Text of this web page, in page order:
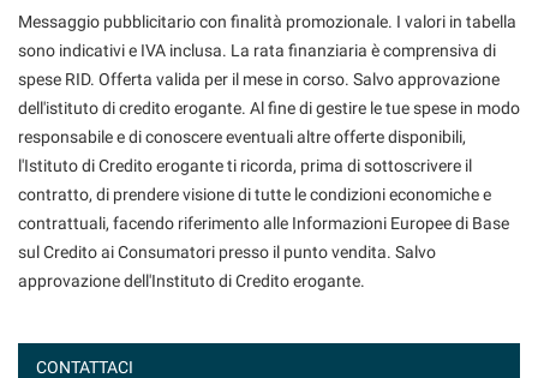
Contattaci
Messaggio pubblicitario con finalità promozionale. I valori in tabella
sono indicativi e IVA inclusa. La rata finanziaria è comprensiva di
spese RID. Offerta valida per il mese in corso. Salvo approvazione
dell'istituto di credito erogante. Al fine di gestire le tue spese in modo
responsabile e di conoscere eventuali altre offerte disponibili,
l'Istituto di Credito erogante ti ricorda, prima di sottoscrivere il
contratto, di prendere visione di tutte le condizioni economiche e
contrattuali, facendo riferimento alle Informazioni Europee di Base
sul Credito ai Consumatori presso il punto vendita. Salvo
approvazione dell'Instituto di Credito erogante.
CONTATTACI